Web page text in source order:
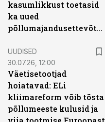
kasumlikkust toetasid
ka uued
põllumajandusettevõtted
UUDISED
30.07.26, 12:00
Väetisetootjad
hoiatavad: ELi
kliimareform võib tõsta
põllumeeste kulusid ja